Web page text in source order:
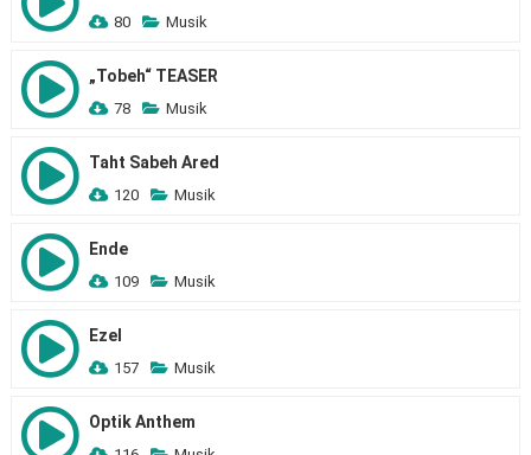
80 Musik
„Tobeh“ TEASER
78 Musik
Taht Sabeh Ared
120 Musik
Ende
109 Musik
Ezel
157 Musik
Optik Anthem